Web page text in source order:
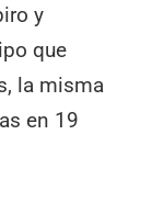
y
que
la misma
en 19